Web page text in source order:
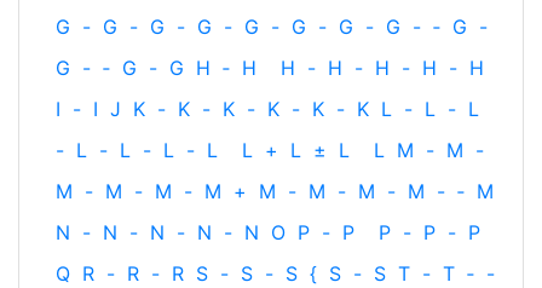
G - G - G - G - G - G - G - G - ‐ G -
G - ‐ G - G H ‐ H H - H - H - H - H
I - I J K - K - K - K - K - K L - L - L
- L - L - L - L L + L ± L L M - M -
M - M - M - M + M - M - M - M - ‐ M
N - N - N - N - N O P - P P - P - P
Q R - R - R S - S - S { S - S T - T ‐ -